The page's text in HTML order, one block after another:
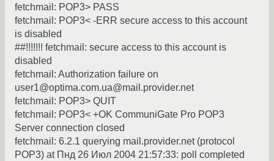
fetchmail: POP3> PASS
fetchmail: POP3< -ERR secure access to this account
is disabled
##!!!!!!! fetchmail: secure access to this account is
disabled
fetchmail: Authorization failure on
user1@optima.com.ua@mail.provider.net
fetchmail: POP3> QUIT
fetchmail: POP3< +OK CommuniGate Pro POP3
Server connection closed
fetchmail: 6.2.1 querying mail.provider.net (protocol
POP3) at Пнд 26 Июл 2004 21:57:33: poll completed